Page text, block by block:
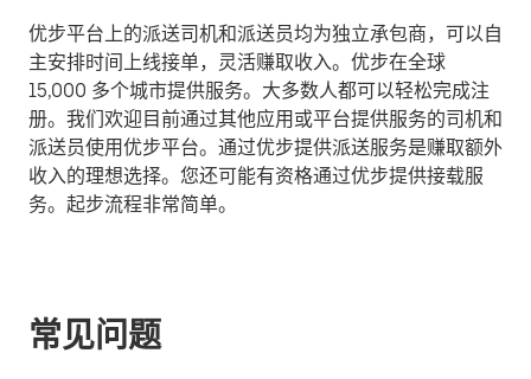
优步平台上的派送司机和派送员均为独立承包商，可以自
主安排时间上线接单，灵活赚取收入。优步在全球
15,000 多个城市提供服务。大多数人都可以轻松完成注
册。我们欢迎目前通过其他应用或平台提供服务的司机和
派送员使用优步平台。通过优步提供派送服务是赚取额外
收入的理想选择。您还可能有资格通过优步提供接载服
务。起步流程非常简单。
常见问题